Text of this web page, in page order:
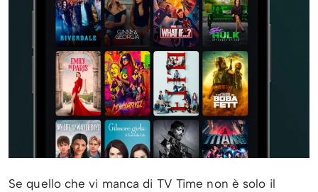
Se quello che vi manca di TV Time non è solo il